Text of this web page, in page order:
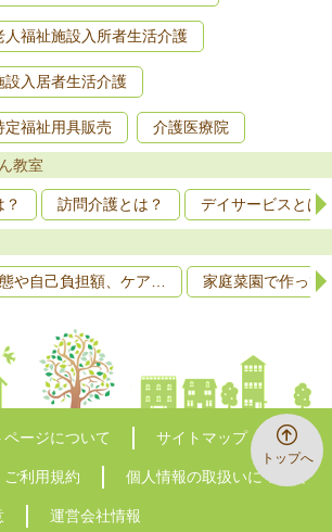
トップへ
人福祉施設入所者生活介護
設入居者生活介護
福祉用具販売 介護医療院
教室
訪問介護とは？ デイサービスとは
や自己負担額、ケア… 家庭菜園で作っ
ページについて サイトマップ
ご利用規約 個人情報の取扱いについて
運営会社情報